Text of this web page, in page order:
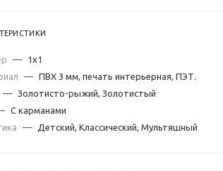
—
1х1
— ПВХ 3 мм, печать интерьерная, ПЭТ.
— Золотисто-рыжий, Золотистый
С карманами
— Детский, Классический, Мультяшный